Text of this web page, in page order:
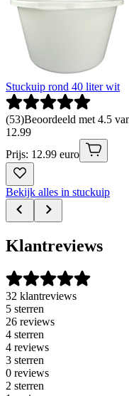
Stuckuip rond 40 liter wit
(53)Beoordeeld met 4.5
12.99
Prijs: 12.99 euro
Bekijk alles in stuckuip
Klantreviews
32 klantreviews
5 sterren
26 reviews
4 sterren
4 reviews
3 sterren
0 reviews
2 sterren